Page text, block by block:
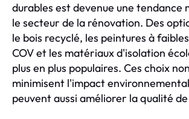
durables est devenue une tendance
le secteur de la rénovation. Des
le bois recyclé, les peintures à
COV et les matériaux d'isolation
plus en plus populaires. Ces choix
minimisent l'impact
peuvent aussi améliorer la qualité